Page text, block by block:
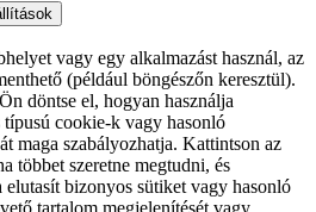
vagy egy alkalmazást használ, az
(például böngészőn keresztül).
döntse el, hogyan használja
cookie-k vagy hasonló
maga szabályozhatja. Kattintson az
többet szeretne megtudni, és
bizonyos sütiket vagy hasonló
tartalom megjelenítését vagy